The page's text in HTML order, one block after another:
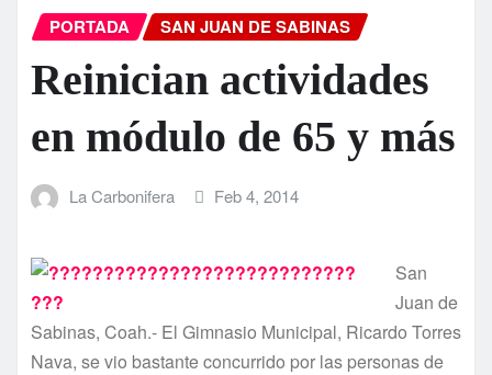
PORTADA SAN JUAN DE SABINAS
Reinician actividades
en módulo de 65 y más
La Carbonifera Feb 4, 2014
San
Juan de
Sabinas, Coah.- El Gimnasio Municipal, Ricardo Torres
Nava, se vio bastante concurrido por las personas de